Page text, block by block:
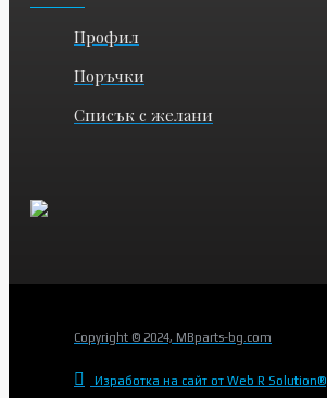
Профил
Поръчки
Списък с желани
Copyright © 2024, MBparts-bg.com
Изработка на сайт от Web R Solution®